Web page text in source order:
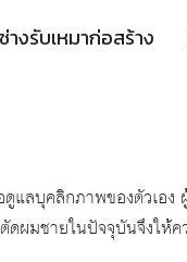
างรับเหมาก่อสร้าง
ลบุคลิกภาพของตัวเอง
ผมชายในปัจจุบันจึงให้